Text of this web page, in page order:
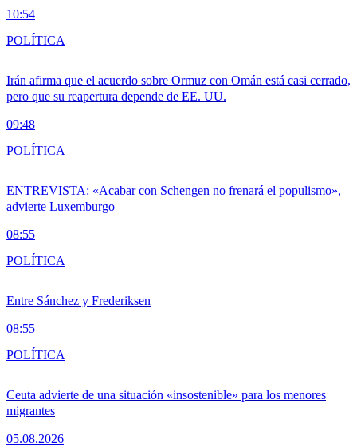
10:54
Irán afirma que el acuerdo sobre Ormuz con Omán está casi cerrado,
pero que su reapertura depende de EE. UU.
09:48
POLÍTICA
ENTREVISTA: «Acabar con Schengen no frenará el populismo»,
advierte Luxemburgo
08:55
POLÍTICA
Entre Sánchez y Frederiksen
08:55
POLÍTICA
Ceuta advierte de una situación «insostenible» para los menores
migrantes
05.08.2026
POLÍTICA